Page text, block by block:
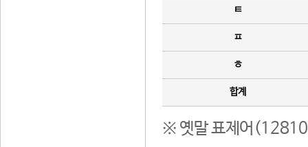
ㅌ
ㅍ
ㅎ
합계
※ 옛말 표제어(12810